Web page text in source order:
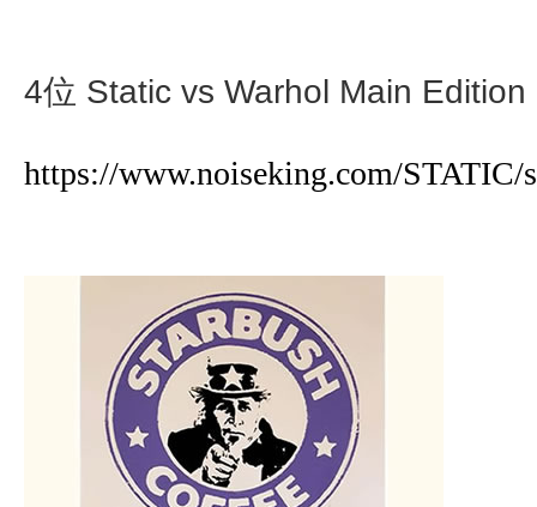
4位 Static vs Warhol Main
https://www.noiseking.com/STATIC/